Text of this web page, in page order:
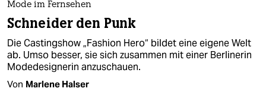
Mode im Fernsehen
Schneider den Punk
Die Castingshow „Fashion Hero“ bildet eine eigene Welt
ab. Umso besser, sie sich zusammen mit einer Berlinerin
Modedesignerin anzuschauen.
Von Marlene Halser